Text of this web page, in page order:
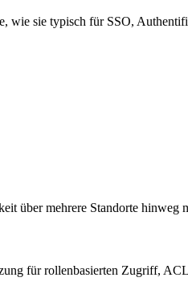
wie sie typisch für SSO,
über mehrere Standorte
für rollenbasierten Zugriff,